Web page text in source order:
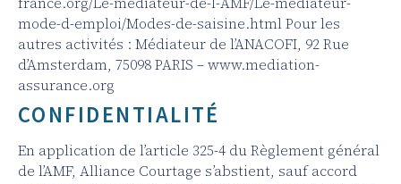
mode-d-emploi/Modes-de-saisine.html Pour les
autres activités : Médiateur de l’ANACOFI, 92 Rue
d’Amsterdam, 75098 PARIS – www.mediation-
assurance.org
CONFIDENTIALITÉ
En application de l’article 325-4 du Règlement général
de l’AMF, Alliance Courtage s’abstient, sauf accord